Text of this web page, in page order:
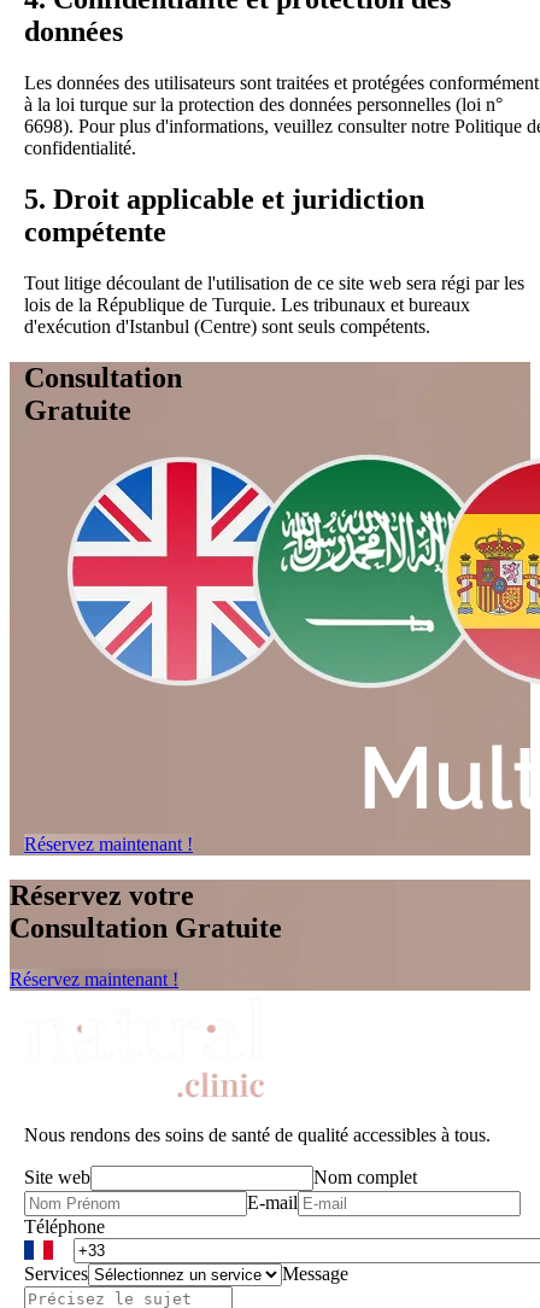
données
Les données des utilisateurs sont traitées et protégées conformément
à la loi turque sur la protection des données personnelles (loi n°
6698). Pour plus d'informations, veuillez consulter notre Politique
confidentialité.
5. Droit applicable et juridiction
compétente
Tout litige découlant de l'utilisation de ce site web sera régi par les
lois de la République de Turquie. Les tribunaux et bureaux
d'exécution d'Istanbul (Centre) sont seuls compétents.
Consultation
Gratuite
Réservez maintenant !
Réservez votre
Consultation Gratuite
Réservez maintenant !
Nous rendons des soins de santé de qualité accessibles à tous.
Site web
Nom complet
E-mail
Téléphone
Services Message